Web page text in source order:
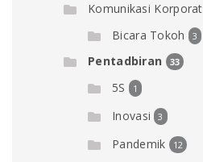
Komunikasi Korporat
Bicara Tokoh 3
Pentadbiran 33
5S 1
Inovasi 3
Pandemik 12